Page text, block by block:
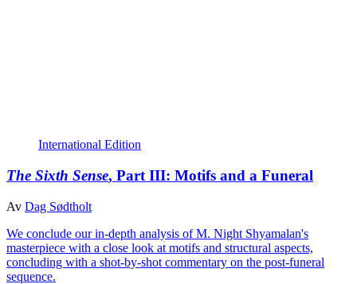
International Edition
The Sixth Sense, Part III: Motifs and a Funeral
Av Dag Sødtholt
We conclude our in-depth analysis of M. Night Shyamalan's
masterpiece with a close look at motifs and structural aspects,
concluding with a shot-by-shot commentary on the post-funeral
sequence.